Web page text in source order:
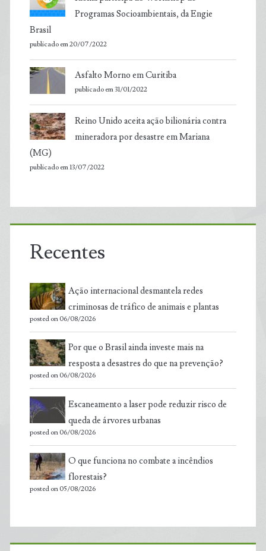
Programas Socioambientais, da Engie
Brasil
publicado em 20/07/2022
Asfalto Morno em Curitiba
publicado em 31/01/2022
Reino Unido aceita ação bilionária contra
mineradora por desastre em Mariana
(MG)
publicado em 13/07/2022
Recentes
Ação internacional desmantela redes
criminosas de tráfico de animais e plantas
posted on 06/08/2026
Por que o Brasil ainda investe mais na
resposta a desastres do que na prevenção?
posted on 06/08/2026
Escaneamento a laser pode reduzir risco de
queda de árvores urbanas
posted on 06/08/2026
O que funciona no combate a incêndios
florestais?
posted on 05/08/2026